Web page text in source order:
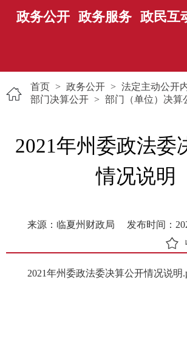
政务公开 政务服务 政民互
首页 > 政务公开 > 法定主动公开
部门决算公开 > 部门（单位）决算
2021年州委政法委
情况说明
来源：临夏州财政局
发布时间：
2021年州委政法委决算公开情况说明